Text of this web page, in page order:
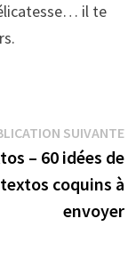
il te
SUIVANTE
– 60 idées de
textos coquins à
envoyer